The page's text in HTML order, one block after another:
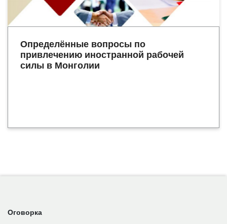
Определённые вопросы по
привлечению иностранной рабочей
силы в Монголии
Оговорка